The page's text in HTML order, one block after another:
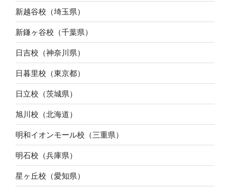
新越谷校（埼玉県）
新鎌ヶ谷校（千葉県）
日吉校（神奈川県）
日暮里校（東京都）
日立校（茨城県）
旭川校（北海道）
明和イオンモール校（三重県）
明石校（兵庫県）
星ヶ丘校（愛知県）